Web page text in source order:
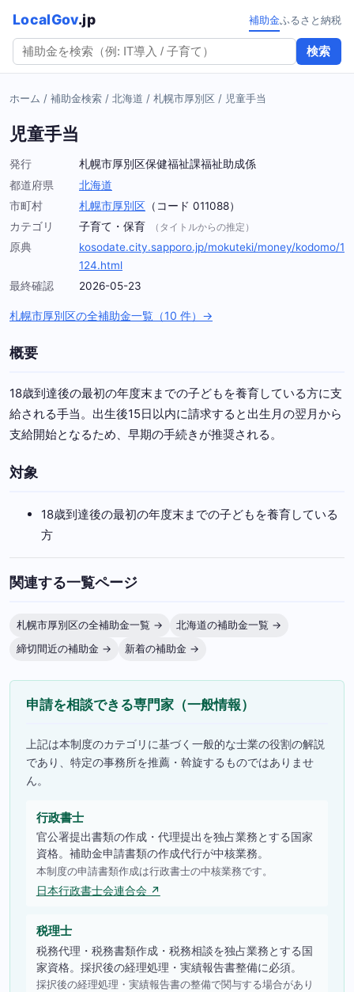
LocalGov.jp
検索
補助金ふるさと納税
ホーム / 補助金検索 / 北海道 / 札幌市厚別区 / 児童手当
児童手当
発行
札幌市厚別区保健福祉課福祉助成係
都道府県
北海道
市町村
札幌市厚別区 （コード 011088）
カテゴリ
子育て・保育 （タイトルからの推定）
原典
kosodate.city.sapporo.jp/mokuteki/money/kodomo/1
124.html
最終確認
2026-05-23
札幌市厚別区の全補助金一覧（10 件）→
概要
18歳到達後の最初の年度末までの子どもを養育している方に支
給される手当。出生後15日以内に請求すると出生月の翌月から
支給開始となるため、早期の手続きが推奨される。
対象
18歳到達後の最初の年度末までの子どもを養育している
方
関連する一覧ページ
札幌市厚別区の全補助金一覧 →
北海道の補助金一覧 →
締切間近の補助金 →
新着の補助金 →
申請を相談できる専門家（一般情報）
上記は本制度のカテゴリに基づく一般的な士業の役割の解説
であり、特定の事務所を推薦・斡旋するものではありませ
ん。
行政書士
官公署提出書類の作成・代理提出を独占業務とする国家
資格。補助金申請書類の作成代行が中核業務。
本制度の申請書類作成は行政書士の中核業務です。
日本行政書士会連合会 ↗
税理士
税務代理・税務書類作成・税務相談を独占業務とする国
家資格。採択後の経理処理・実績報告書整備に必須。
採択後の経理処理・実績報告書の整備で関与する場合があり